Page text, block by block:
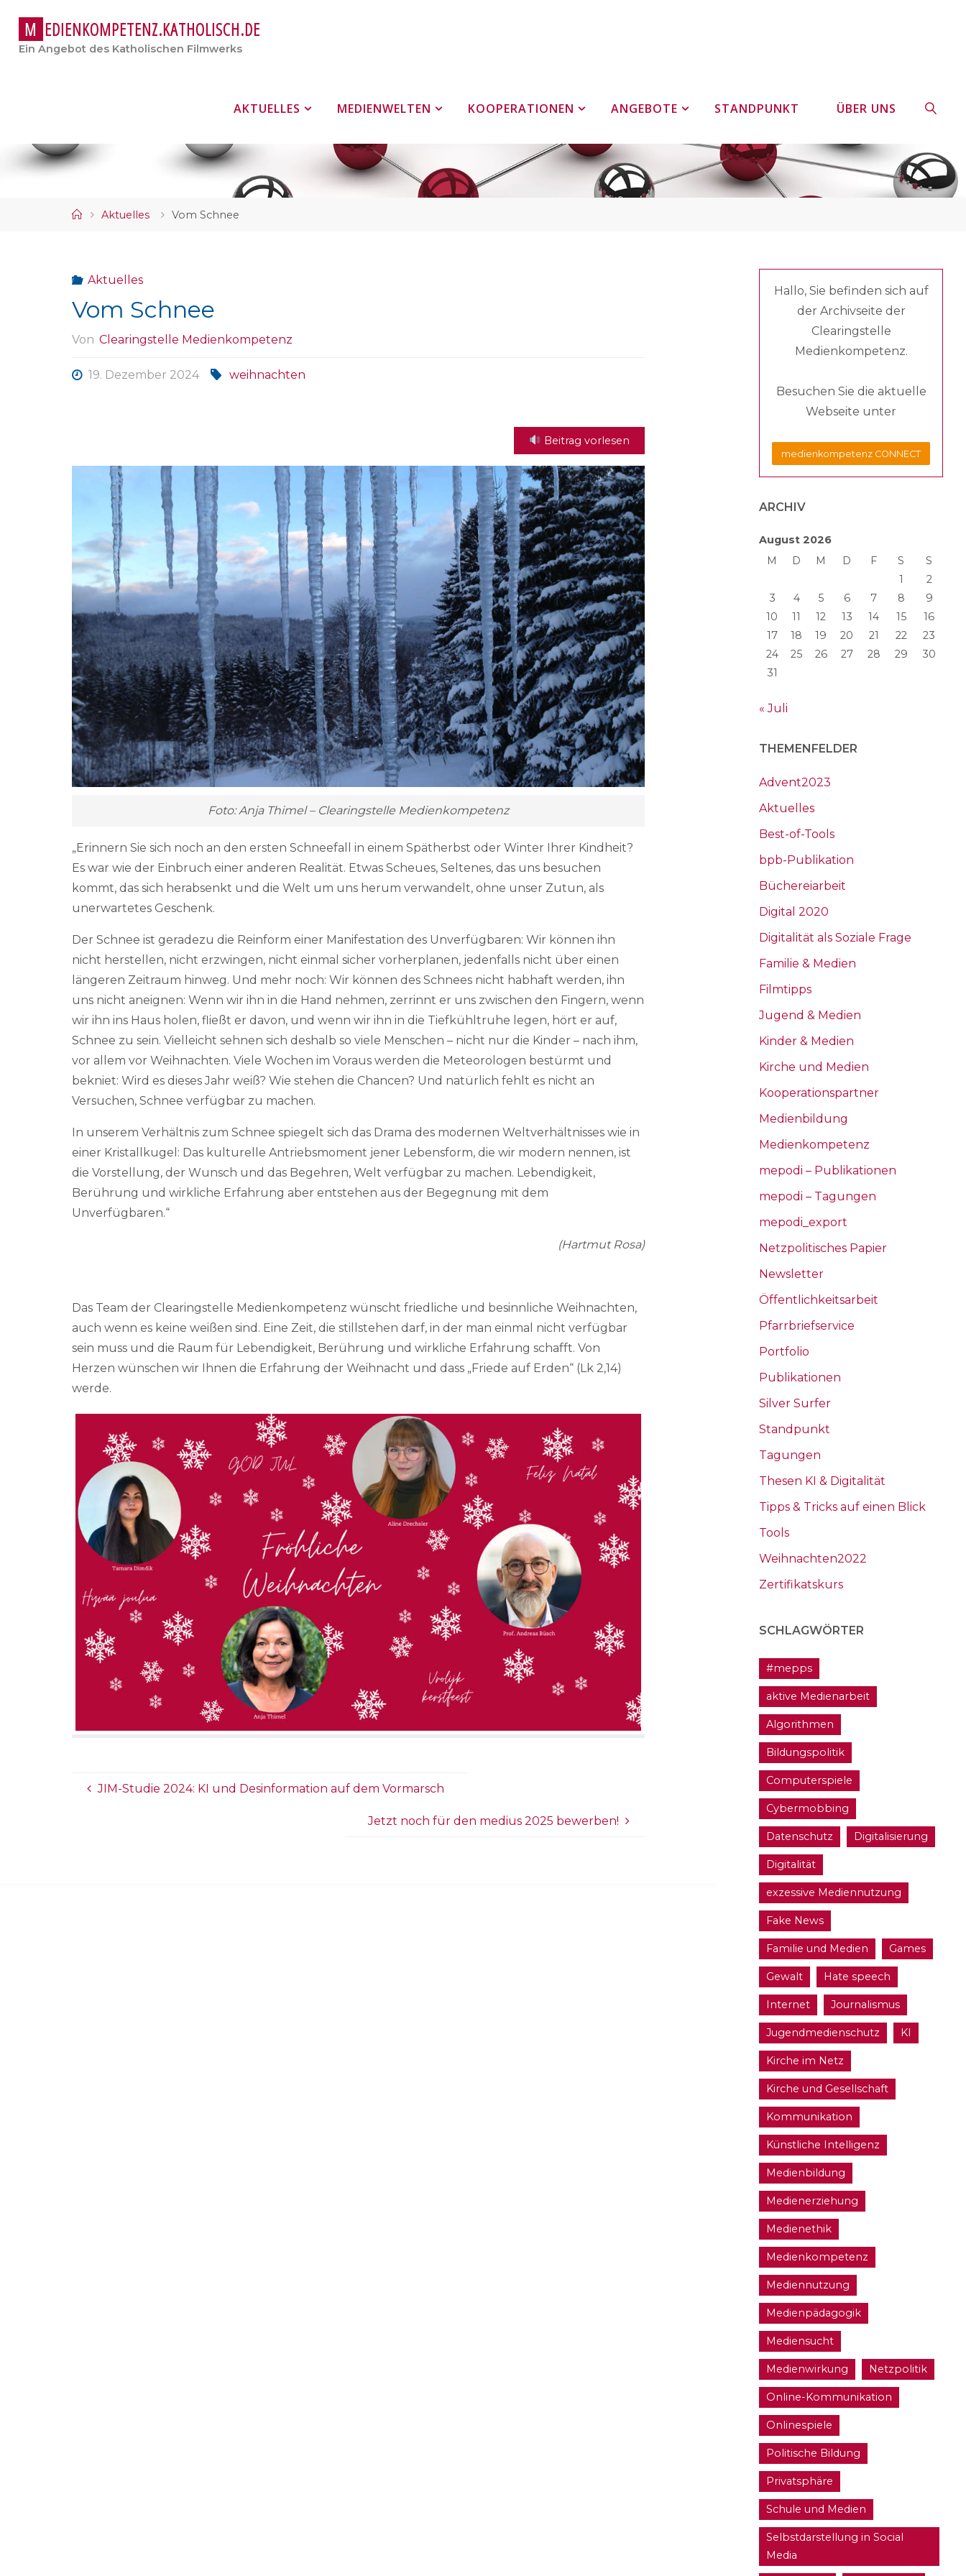
M EDIENKOMPETENZ.KATHOLISCH.DE
Ein Angebot des Katholischen Filmwerks
springen
AKTUELLES MEDIENWELTEN KOOPERATIONEN ANGEBOTE STANDPUNKT ÜBER UNS
StartAktuelles Vom Schnee
Aktuelles
Vom Schnee
Von Clearingstelle Medienkompetenz
19. Dezember 2024 weihnachten
Beitrag vorlesen
Foto: Anja Thimel – Clearingstelle Medienkompetenz
„Erinnern Sie sich noch an den ersten Schneefall in einem Spätherbst oder Winter Ihrer Kindheit?
Es war wie der Einbruch einer anderen Realität. Etwas Scheues, Seltenes, das uns besuchen
kommt, das sich herabsenkt und die Welt um uns herum verwandelt, ohne unser Zutun, als
unerwartetes Geschenk.
Der Schnee ist geradezu die Reinform einer Manifestation des Unverfügbaren: Wir können ihn
nicht herstellen, nicht erzwingen, nicht einmal sicher vorherplanen, jedenfalls nicht über einen
längeren Zeitraum hinweg. Und mehr noch: Wir können des Schnees nicht habhaft werden, ihn
uns nicht aneignen: Wenn wir ihn in die Hand nehmen, zerrinnt er uns zwischen den Fingern, wenn
wir ihn ins Haus holen, fließt er davon, und wenn wir ihn in die Tiefkühltruhe legen, hört er auf,
Schnee zu sein. Vielleicht sehnen sich deshalb so viele Menschen – nicht nur die Kinder – nach ihm,
vor allem vor Weihnachten. Viele Wochen im Voraus werden die Meteorologen bestürmt und
bekniet: Wird es dieses Jahr weiß? Wie stehen die Chancen? Und natürlich fehlt es nicht an
Versuchen, Schnee verfügbar zu machen.
In unserem Verhältnis zum Schnee spiegelt sich das Drama des modernen Weltverhältnisses wie in
einer Kristallkugel: Das kulturelle Antriebsmoment jener Lebensform, die wir modern nennen, ist
die Vorstellung, der Wunsch und das Begehren, Welt verfügbar zu machen. Lebendigkeit,
Berührung und wirkliche Erfahrung aber entstehen aus der Begegnung mit dem
Unverfügbaren.“
(Hartmut Rosa)
Das Team der Clearingstelle Medienkompetenz wünscht friedliche und besinnliche Weihnachten,
auch wenn es keine weißen sind. Eine Zeit, die stillstehen darf, in der man einmal nicht verfügbar
sein muss und die Raum für Lebendigkeit, Berührung und wirkliche Erfahrung schafft. Von
Herzen wünschen wir Ihnen die Erfahrung der Weihnacht und dass „Friede auf Erden“ (Lk 2,14)
werde.
JIM-Studie 2024: KI und Desinformation auf dem Vormarsch
Jetzt noch für den medius 2025 bewerben!
Hallo, Sie befinden sich auf
der Archivseite der
Clearingstelle
Medienkompetenz.
Besuchen Sie die aktuelle
Webseite unter
medienkompetenz CONNECT
ARCHIV
August 2026
M
D M D F S
S
1
2
3
4 5 6 7 8
9
10
11 12 13 14 15
16
17
18 19 20 21 22
23
24
25 26 27 28 29
30
31
« Juli
THEMENFELDER
Advent2023
Aktuelles
Best-of-Tools
bpb-Publikation
Büchereiarbeit
Digital 2020
Digitalität als Soziale Frage
Familie & Medien
Filmtipps
Jugend & Medien
Kinder & Medien
Kirche und Medien
Kooperationspartner
Medienbildung
Medienkompetenz
mepodi – Publikationen
mepodi – Tagungen
mepodi_export
Netzpolitisches Papier
Newsletter
Öffentlichkeitsarbeit
Pfarrbriefservice
Portfolio
Publikationen
Silver Surfer
Standpunkt
Tagungen
Thesen KI & Digitalität
Tipps & Tricks auf einen Blick
Tools
Weihnachten2022
Zertifikatskurs
SCHLAGWÖRTER
#mepps
aktive Medienarbeit
Algorithmen
Bildungspolitik
Computerspiele
Cybermobbing
Datenschutz Digitalisierung
Digitalität
exzessive Mediennutzung
Fake News
Familie und Medien Games
Gewalt Hate speech
Internet Journalismus
Jugendmedienschutz KI
Kirche im Netz
Kirche und Gesellschaft
Kommunikation
Künstliche Intelligenz
Medienbildung
Medienerziehung
Medienethik
Medienkompetenz
Mediennutzung
Medienpädagogik
Mediensucht
Medienwirkung Netzpolitik
Online-Kommunikation
Onlinespiele
Politische Bildung
Privatsphäre
Schule und Medien
Selbstdarstellung in Social
Media